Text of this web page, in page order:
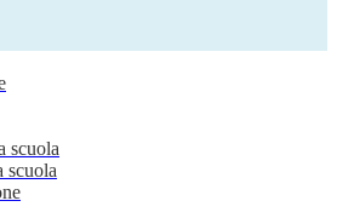
scuola
scuola